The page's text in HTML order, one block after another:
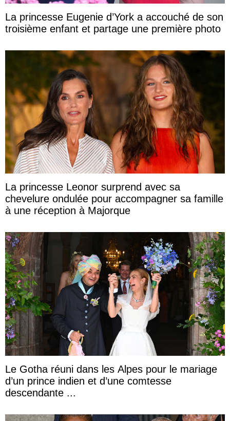
La princesse Eugenie d’York a accouché de son
troisième enfant et partage une première photo
La princesse Leonor surprend avec sa
chevelure ondulée pour accompagner sa famille
à une réception à Majorque
Le Gotha réuni dans les Alpes pour le mariage
d’un prince indien et d’une comtesse
descendante ...